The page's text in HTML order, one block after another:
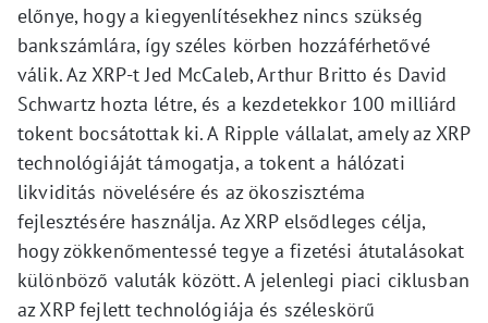
előnye, hogy a kiegyenlítésekhez nincs szükség
bankszámlára, így széles körben hozzáférhetővé
válik. Az XRP-t Jed McCaleb, Arthur Britto és David
Schwartz hozta létre, és a kezdetekkor 100 milliárd
tokent bocsátottak ki. A Ripple vállalat, amely az XRP
technológiáját támogatja, a tokent a hálózati
likviditás növelésére és az ökoszisztéma
fejlesztésére használja. Az XRP elsődleges célja,
hogy zökkenőmentessé tegye a fizetési átutalásokat
különböző valuták között. A jelenlegi piaci ciklusban
az XRP fejlett technológiája és széleskörű